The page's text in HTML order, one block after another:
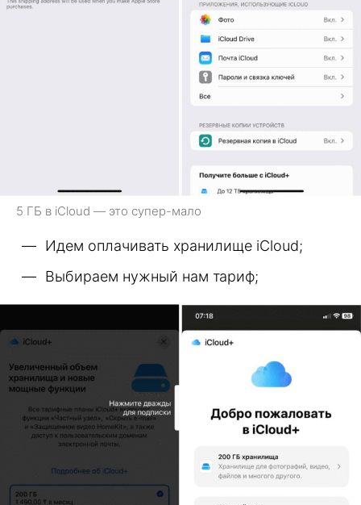
5 ГБ в iCloud — это супер-мало
Идем оплачивать хранилище iCloud;
Выбираем нужный нам тариф;